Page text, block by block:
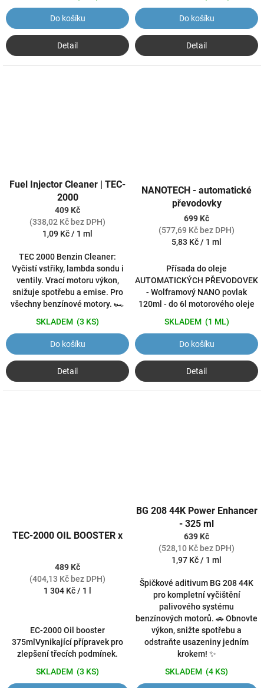
Do košíku
Detail
Do košíku
Detail
Fuel Injector Cleaner | TEC-
2000
409 Kč
(338,02 Kč bez DPH)
Měrná
1,09 Kč / 1 ml
TEC 2000 Benzin Cleaner:
Vyčistí vstřiky, lambda sondu i
ventily. Vrací motoru výkon,
snižuje spotřebu a emise. Pro
všechny benzínové motory. 🏎️
SKLADEM (3 KS)
Do košíku
Detail
NANOTECH - automatické
převodovky
699 Kč
(577,69 Kč bez DPH)
Měrná
5,83 Kč / 1 ml
Přísada do oleje
AUTOMATICKÝCH PŘEVODOVEK
- Wolframový NANO povlak
120ml - do 6l motorového oleje
SKLADEM (1 ML)
Do košíku
Detail
TEC-2000 OIL BOOSTER x
489 Kč
(404,13 Kč bez DPH)
Měrná
1 304 Kč / 1 l
EC-2000 Oil booster
375mlVynikající přípravek pro
zlepšení třecích podmínek.
SKLADEM (3 KS)
BG 208 44K Power Enhancer
- 325 ml
639 Kč
(528,10 Kč bez DPH)
Měrná
1,97 Kč / 1 ml
Špičkové aditivum BG 208 44K
pro kompletní vyčištění
palivového systému
benzínových motorů. 🚗 Obnovte
výkon, snižte spotřebu a
odstraňte usazeniny jedním
krokem! ✨
SKLADEM (4 KS)